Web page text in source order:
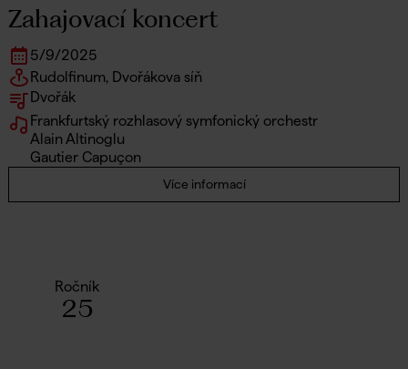
Zahajovací koncert
5/9/2025
Rudolfinum, Dvořákova síň
Dvořák
Frankfurtský rozhlasový symfonický orchestr
Alain Altinoglu
Gautier Capuçon
Více informací
Ročník
25